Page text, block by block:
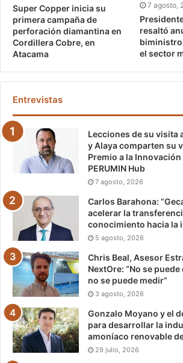
Super Copper inicia su
primera campaña de
perforación diamantina en
Cordillera Cobre, en
Atacama
7 agosto,
resaltó
biministro
el sector
Entrevistas
Lecciones de su visita
y Alaya comparten su
Premio a la
PERUMIN Hub
7 agosto, 2026
Carlos Barahona:
acelerar la
conocimiento hacia la
5 agosto, 2026
Chris Beal, Asesor
NextOre: “No se
no se puede medir”
3 agosto, 2026
Gonzalo Moyano y el
para desarrollar la
amoníaco renovable
29 julio, 2026